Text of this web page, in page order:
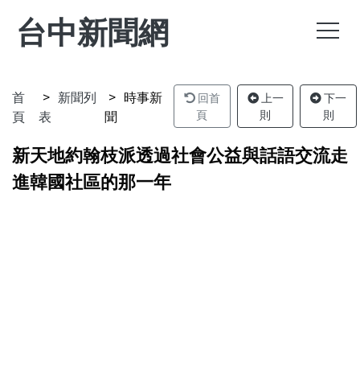
台中新聞網
首
頁
新聞列
表
時事新
聞
回首
頁
上一
則
下一
則
新天地約翰枝派透過社會公益與話語交流走
進韓國社區的那一年